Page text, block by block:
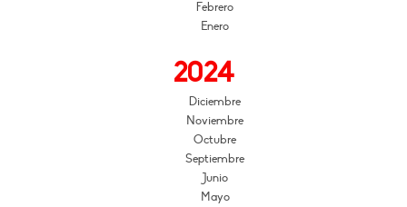
Febrero
Enero
2024
Diciembre
Noviembre
Octubre
Septiembre
Junio
Mayo